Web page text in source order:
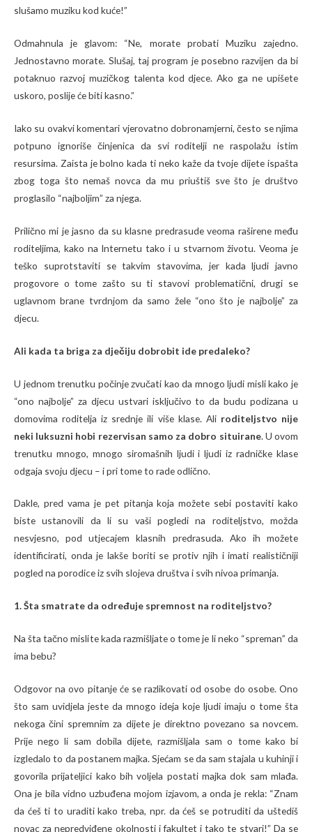
slušamo muziku kod kuće!”
Odmahnula je glavom: “Ne, morate probati Muziku zajedno.
Jednostavno morate. Slušaj, taj program je posebno razvijen da bi
potaknuo razvoj muzičkog talenta kod djece. Ako ga ne upišete
uskoro, poslije će biti kasno.”
Iako su ovakvi komentari vjerovatno dobronamjerni, često se njima
potpuno ignoriše činjenica da svi roditelji ne raspolažu istim
resursima. Zaista je bolno kada ti neko kaže da tvoje dijete ispašta
zbog toga što nemaš novca da mu priuštiš sve što je društvo
proglasilo “najboljim” za njega.
Prilično mi je jasno da su klasne predrasude veoma raširene među
roditeljima, kako na Internetu tako i u stvarnom životu. Veoma je
teško suprotstaviti se takvim stavovima, jer kada ljudi javno
progovore o tome zašto su ti stavovi problematični, drugi se
uglavnom brane tvrdnjom da samo žele “ono što je najbolje” za
djecu.
Ali kada ta briga za dječiju dobrobit ide predaleko?
U jednom trenutku počinje zvučati kao da mnogo ljudi misli kako je
“ono najbolje” za djecu ustvari isključivo to da budu podizana u
domovima roditelja iz srednje ili više klase. Ali roditeljstvo nije
neki luksuzni hobi rezervisan samo za dobro situirane. U ovom
trenutku mnogo, mnogo siromašnih ljudi i ljudi iz radničke klase
odgaja svoju djecu – i pri tome to rade odlično.
Dakle, pred vama je pet pitanja koja možete sebi postaviti kako
biste ustanovili da li su vaši pogledi na roditeljstvo, možda
nesvjesno, pod utjecajem klasnih predrasuda. Ako ih možete
identificirati, onda je lakše boriti se protiv njih i imati realističniji
pogled na porodice iz svih slojeva društva i svih nivoa primanja.
1. Šta smatrate da određuje spremnost na roditeljstvo?
Na šta tačno mislite kada razmišljate o tome je li neko “spreman” da
ima bebu?
Odgovor na ovo pitanje će se razlikovati od osobe do osobe. Ono
što sam uvidjela jeste da mnogo ideja koje ljudi imaju o tome šta
nekoga čini spremnim za dijete je direktno povezano sa novcem.
Prije nego li sam dobila dijete, razmišljala sam o tome kako bi
izgledalo to da postanem majka. Sjećam se da sam stajala u kuhinji i
govorila prijateljici kako bih voljela postati majka dok sam mlađa.
Ona je bila vidno uzbuđena mojom izjavom, a onda je rekla: “Znam
da ćeš ti to uraditi kako treba, npr. da ćeš se potruditi da uštediš
novac za nepredviđene okolnosti i fakultet i tako te stvari!” Da se